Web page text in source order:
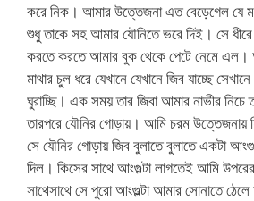
করে নিক। আমার উত্তেজনা এত বেড়েগেল যে
শুধু তাকে সহ আমার যৌনিতে ভরে দিই। সে
করতে করতে আমার বুক থেকে পেটে নেমে এল।
মাথার চুল ধরে যেখানে যেখানে জিব যাচ্ছে
ঘুরাচ্ছি। এক সময় তার জিবা আমার নাভীর
তারপরে যৌনির গোড়ায়। আমি চরম উত্তেজনায়
সে যৌনির গোড়ায় জিব বুলাতে বুলাতে একটা
দিল। কিসের সাথে আংগুল্টা লাগতেই আমি
সাথেসাথে সে পুরো আংগুল্টা আমার সোনাতে